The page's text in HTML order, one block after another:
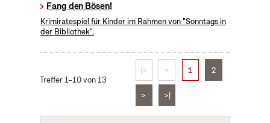
Fang den Bösen!
Krimiratespiel für Kinder im Rahmen von "Sonntags in
der Bibliothek".
Treffer 1–10 von 13
|< < 1 2
> >|